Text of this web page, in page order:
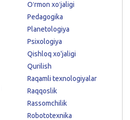
Oʻrmon xoʻjaligi
Pedagogika
Planetologiya
Psixologiya
Qishloq xo'jaligi
Qurilish
Raqamli texnologiyalar
Raqqoslik
Rassomchilik
Robototexnika